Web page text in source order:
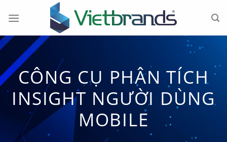
đến
dung
CÔNG CỤ PHÂN TÍCH
INSIGHT NGƯỜI DÙNG
MOBILE